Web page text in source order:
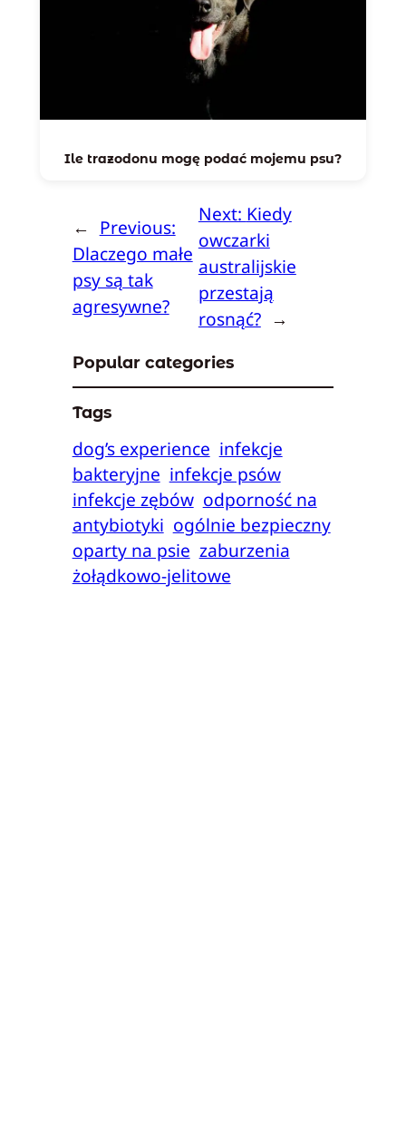
Ile trazodonu mogę podać mojemu psu?
← Previous:
Dlaczego małe
psy są tak
agresywne?
Next: Kiedy
owczarki
australijskie
przestają
rosnąć? →
Popular categories
Tags
dog’s experience infekcje
bakteryjne infekcje psów
infekcje zębów odporność na
antybiotyki ogólnie bezpieczny
oparty na psie zaburzenia
żołądkowo-jelitowe